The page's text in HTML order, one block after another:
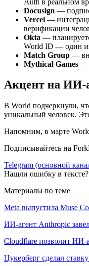
Docusign —
Vercel —
верификации
Okta —
World ID — один
Match Group —
Mythical Games —
Акцент на ИИ-
В World подчеркнули,
уникальный человек.
Напомним, в марте
Подписывайтесь на
Telegram (основной
Нашли ошибку в
Материалы по теме
Meta выпустила Muse
ИИ-агент Anthropic
Cloudflare позволит ИИ-
Цукерберг сделал